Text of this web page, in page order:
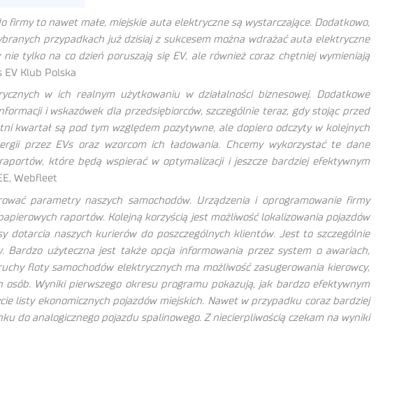
to nawet małe, miejskie auta elektryczne są wystarczające. Dodatkowo,
przypadkach już dzisiaj z sukcesem można wdrażać auta elektryczne
tylko na co dzień poruszają się EV, ale również coraz chętniej wymieniają
EV Klub Polska
w ich realnym użytkowaniu w działalności biznesowej. Dodatkowe
i wskazówek dla przedsiębiorców, szczególnie teraz, gdy stojąc przed
kwartał są pod tym względem pozytywne, ale dopiero odczyty w kolejnych
przez EVs oraz wzorcom ich ładowania. Chcemy wykorzystać te dane
które będą wspierać w optymalizacji i jeszcze bardziej efektywnym
Webfleet
parametry naszych samochodów. Urządzenia i oprogramowanie firmy
raportów. Kolejną korzyścią jest możliwość lokalizowania pojazdów
dotarcia naszych kurierów do poszczególnych klientów. Jest to szczególnie
użyteczna jest także opcja informowania przez system o awariach,
floty samochodów elektrycznych ma możliwość zasugerowania kierowcy,
Wyniki pierwszego okresu programu pokazują, jak bardzo efektywnym
listy ekonomicznych pojazdów miejskich. Nawet w przypadku coraz bardziej
do analogicznego pojazdu spalinowego. Z niecierpliwością czekam na wyniki